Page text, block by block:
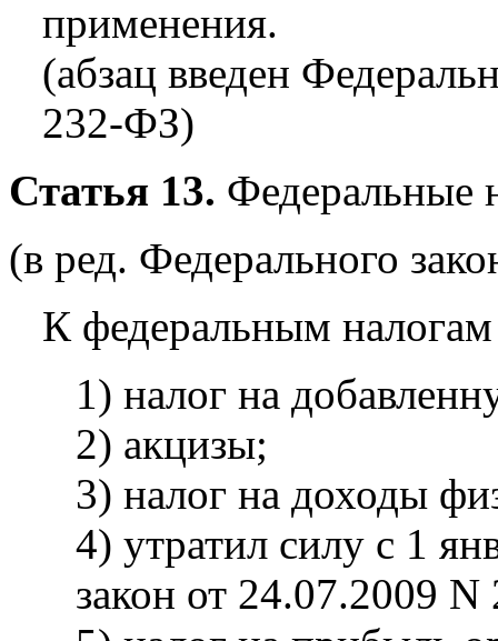
применения.
(абзац введен
232-ФЗ)
Статья 13. Федеральные
(в ред. Федерального
К федеральным
1) налог на
2) акцизы;
3) налог на доходы
4) утратил силу с 1
закон от 24.07.2009